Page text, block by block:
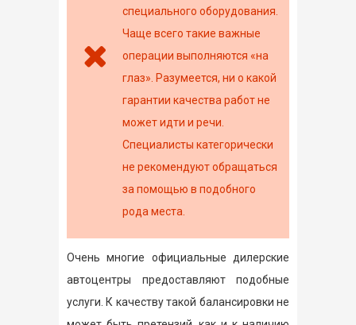
специального оборудования.
Чаще всего такие важные
операции выполняются «на
глаз». Разумеется, ни о какой
гарантии качества работ не
может идти и речи.
Специалисты категорически
не рекомендуют обращаться
за помощью в подобного
рода места.
Очень многие официальные дилерские
автоцентры предоставляют подобные
услуги. К качеству такой балансировки не